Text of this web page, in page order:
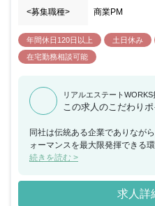
<募集職種> 商業PM
年間休日120日以上 土日休み
在宅勤務相談可能
リアルエステートWORKS
この求人のこだわりポ
同社は伝統ある企業でありなが
ォーマンスを最大限発揮できる
革に取り組む企業です。一般的
ンスを尊重しています。また、
き方が実現できるようテレワー
続きを読む >
求人詳